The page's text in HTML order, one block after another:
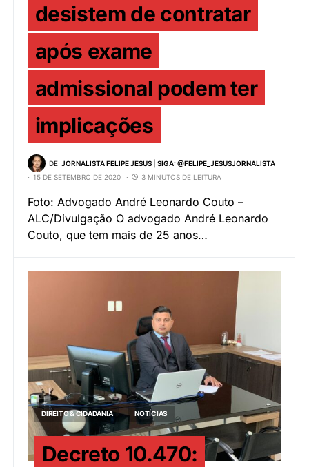
desistem de contratar
após exame
admissional podem ter
implicações
DE JORNALISTA FELIPE JESUS | SIGA: @FELIPE_JESUSJORNALISTA
15 DE SETEMBRO DE 2020
3 MINUTOS DE LEITURA
Foto: Advogado André Leonardo Couto –
ALC/Divulgação O advogado André Leonardo
Couto, que tem mais de 25 anos…
DIREITO & CIDADANIA NOTÍCIAS
Decreto 10.470: